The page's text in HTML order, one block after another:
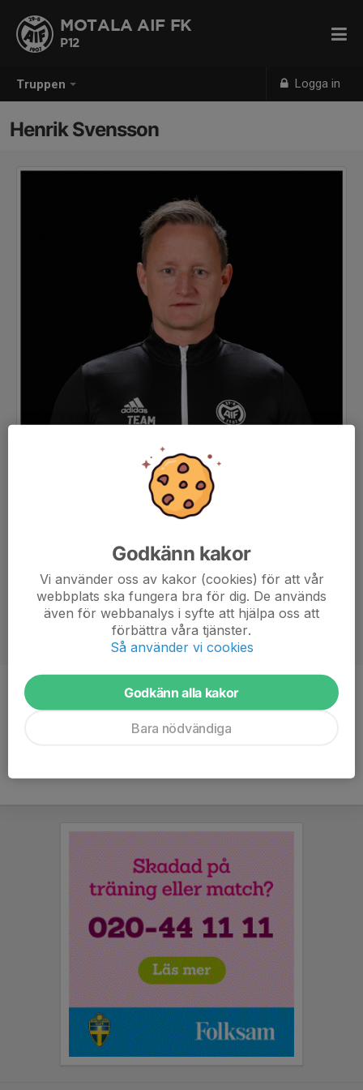
Truppen Logga in
MOTALA AIF FK
P12
Henrik Svensson
Titel Ledare
Godkänn kakor
Vi använder oss av kakor (cookies) för att vår
webbplats ska fungera bra för dig. De används
även för webbanalys i syfte att hjälpa oss att
förbättra våra tjänster.
Så använder vi cookies
Godkänn alla kakor
Bara nödvändiga